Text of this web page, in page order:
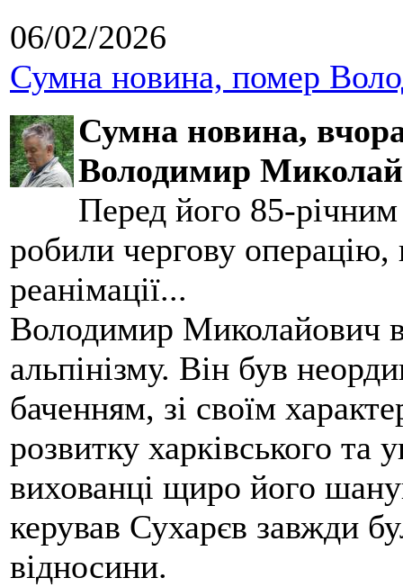
06/02/2026
Сумна новина, помер
Сумна новина,
Володимир
Перед його 85-
робили чергову операцію,
реанімації...
Володимир Миколайович
альпінізму. Він був
баченням, зі своїм
розвитку харківського та
вихованці щиро його
керував Сухарєв завжди
відносини.